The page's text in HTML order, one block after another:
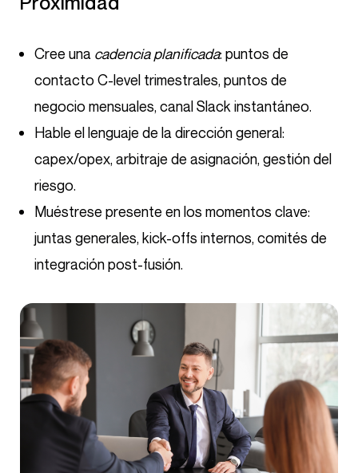
Cree una cadencia planificada: puntos de
contacto C-level trimestrales, puntos de
negocio mensuales, canal Slack instantáneo.
Hable el lenguaje de la dirección general:
capex/opex, arbitraje de asignación, gestión del
riesgo.
Muéstrese presente en los momentos clave:
juntas generales, kick-offs internos, comités de
integración post-fusión.